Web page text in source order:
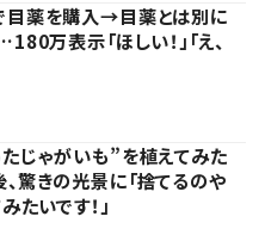
目薬を購入→目薬とは別に
万表示「ほしい！」「え、
じゃがいも”を植えてみた
驚きの光景に「捨てるのや
たいです！」